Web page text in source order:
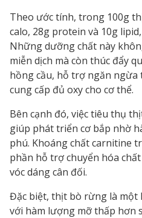
Theo ước tính, trong 100g
calo, 28g protein và 10g
Những dưỡng chất này
miễn dịch mà còn thúc đẩy
hồng cầu, hỗ trợ ngăn ngừa
cung cấp đủ oxy cho cơ thể.
Bên cạnh đó, việc tiêu thụ
giúp phát triển cơ bắp nhờ
phú. Khoáng chất carnitine
phần hỗ trợ chuyển hóa
vóc dáng cân đối.
Đặc biệt, thịt bò rừng là một
với hàm lượng mỡ thấp hơn